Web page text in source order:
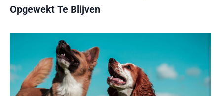
Opgewekt Te Blijven